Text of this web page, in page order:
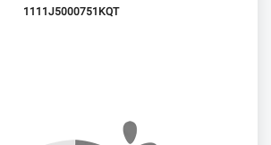
1111J5000751KQT